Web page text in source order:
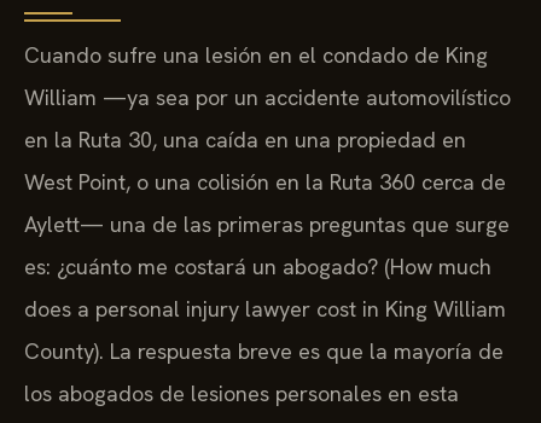
Cuando sufre una lesión en el condado de King
William —ya sea por un accidente automovilístico
en la Ruta 30, una caída en una propiedad en
West Point, o una colisión en la Ruta 360 cerca de
Aylett— una de las primeras preguntas que surge
es: ¿cuánto me costará un abogado? (How much
does a personal injury lawyer cost in King William
County). La respuesta breve es que la mayoría de
los abogados de lesiones personales en esta